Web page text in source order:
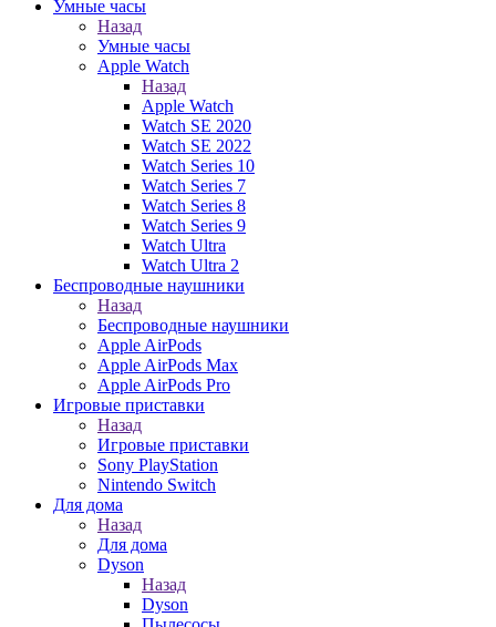
Умные часы
Назад
Умные часы
Apple Watch
Назад
Apple Watch
Watch SE 2020
Watch SE 2022
Watch Series 10
Watch Series 7
Watch Series 8
Watch Series 9
Watch Ultra
Watch Ultra 2
Беспроводные наушники
Назад
Беспроводные наушники
Apple AirPods
Apple AirPods Max
Apple AirPods Pro
Игровые приставки
Назад
Игровые приставки
Sony PlayStation
Nintendo Switch
Для дома
Назад
Для дома
Dyson
Назад
Dyson